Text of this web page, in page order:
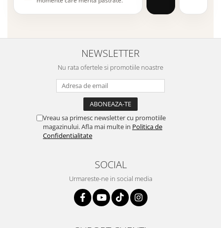
NEWSLETTER
Nu rata ofertele si promotiile noastre
Vreau sa primesc newsletter cu promotiile
magazinului. Afla mai multe in Politica de
Confidentialitate
SOCIAL
Urmareste-ne in social media